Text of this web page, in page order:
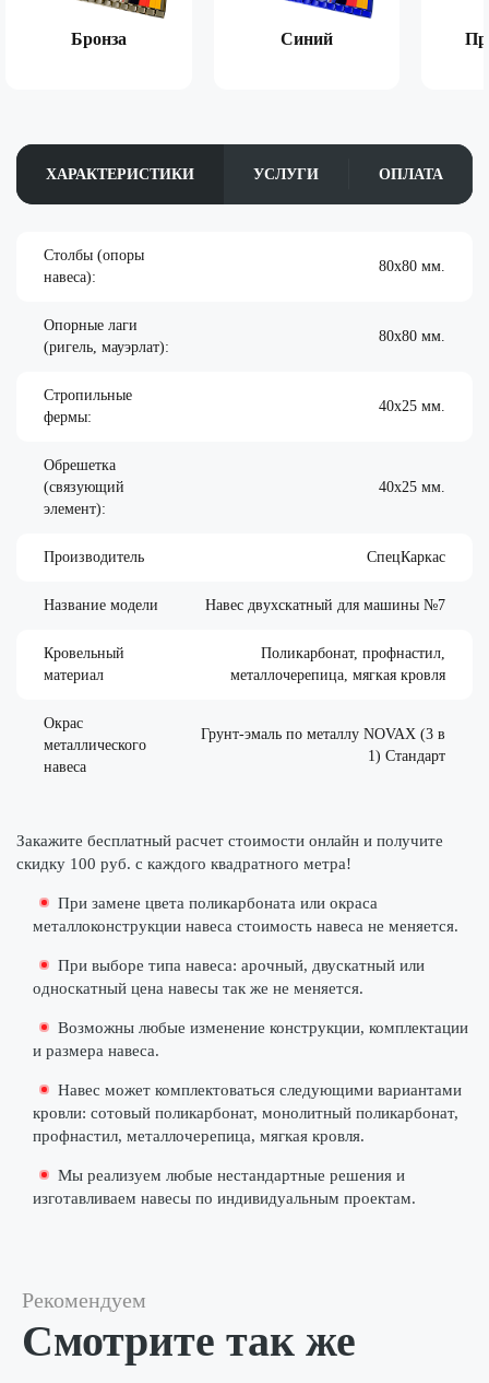
Бронза Синий
ХАРАКТЕРИСТИКИ УСЛУГИ ОПЛАТА
Столбы (опоры
навеса):
80х80 мм.
Опорные лаги
(ригель, мауэрлат):
80х80 мм.
Стропильные
фермы:
40х25 мм.
Обрешетка
(связующий
элемент):
40х25 мм.
Производитель СпецКаркас
Название модели Навес двухскатный для машины №7
Кровельный
материал
Поликарбонат, профнастил,
металлочерепица, мягкая кровля
Окрас
металлического
навеса
Грунт-эмаль по металлу NOVAX (3 в
1) Стандарт
Закажите бесплатный расчет стоимости онлайн и получите
скидку 100 руб. с каждого квадратного метра!
При замене цвета поликарбоната или окраса
металлоконструкции навеса стоимость навеса не меняется.
При выборе типа навеса: арочный, двускатный или
односкатный цена навесы так же не меняется.
Возможны любые изменение конструкции, комплектации
и размера навеса.
Навес может комплектоваться следующими вариантами
кровли: сотовый поликарбонат, монолитный поликарбонат,
профнастил, металлочерепица, мягкая кровля.
Мы реализуем любые нестандартные решения и
изготавливаем навесы по индивидуальным проектам.
Рекомендуем
Смотрите так же